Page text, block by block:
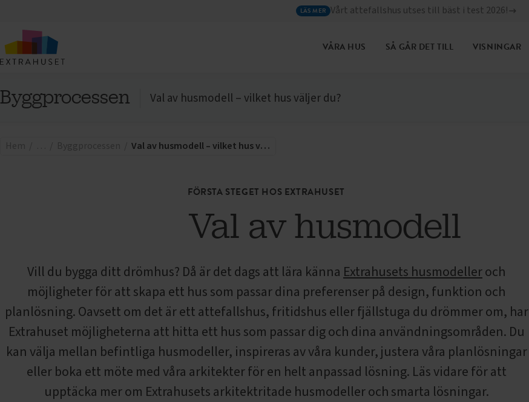
LÄS MER Vårt attefallshus utses till bäst i test 2026!
VÅRA HUS SÅ GÅR DET TILL VISNINGAR
Byggprocessen Val av husmodell – vilket hus väljer du?
Val av husmodell – vilket hus väljer du?
FÖRSTA STEGET HOS EXTRAHUSET
Val av husmodell
Vill du bygga ditt drömhus? Då är det dags att lära känna Extrahusets husmodelleroch
möjligheter för att skapa ett hus som passar dina preferenser på design, funktion och
planlösning. Oavsett om det är ett attefallshus, fritidshus eller fjällstuga du drömmer om, har
Extrahuset möjligheterna att hitta ett hus som passar dig och dina användningsområden. Du
kan välja mellan befintliga husmodeller, inspireras av våra kunder, justera våra planlösningar
eller boka ett möte med våra arkitekter för en helt anpassad lösning. Läs vidare för att
upptäcka mer om Extrahusets arkitektritade husmodeller och smarta lösningar.